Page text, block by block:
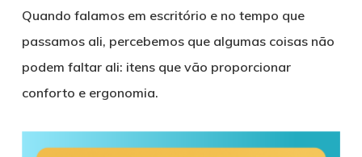
Quando falamos em escritório e no tempo que
passamos ali, percebemos que algumas coisas não
podem faltar ali: itens que vão proporcionar
conforto e ergonomia.